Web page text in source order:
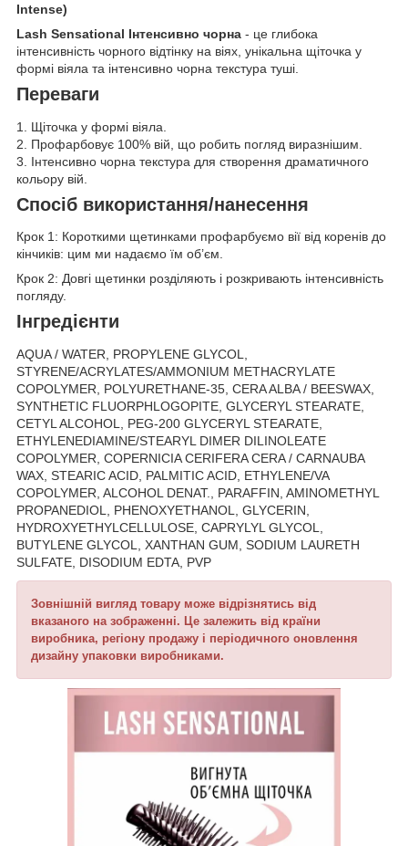
Intense)
Lash Sensational Інтенсивно чорна - це глибока
інтенсивність чорного відтінку на віях, унікальна щіточка у
формі віяла та інтенсивно чорна текстура туші.
Переваги
1. Щіточка у формі віяла.
2. Профарбовує 100% вій, що робить погляд виразнішим.
3. Інтенсивно чорна текстура для створення драматичного
кольору вій.
Спосіб використання/нанесення
Крок 1: Короткими щетинками профарбуємо вії від коренів до
кінчиків: цим ми надаємо їм об’єм.
Крок 2: Довгі щетинки розділяють і розкривають інтенсивність
погляду.
Інгредієнти
AQUA / WATER, PROPYLENE GLYCOL,
STYRENE/ACRYLATES/AMMONIUM METHACRYLATE
COPOLYMER, POLYURETHANE-35, CERA ALBA / BEESWAX,
SYNTHETIC FLUORPHLOGOPITE, GLYCERYL STEARATE,
CETYL ALCOHOL, PEG-200 GLYCERYL STEARATE,
ETHYLENEDIAMINE/STEARYL DIMER DILINOLEATE
COPOLYMER, COPERNICIA CERIFERA CERA / CARNAUBA
WAX, STEARIC ACID, PALMITIC ACID, ETHYLENE/VA
COPOLYMER, ALCOHOL DENAT., PARAFFIN, AMINOMETHYL
PROPANEDIOL, PHENOXYETHANOL, GLYCERIN,
HYDROXYETHYLCELLULOSE, CAPRYLYL GLYCOL,
BUTYLENE GLYCOL, XANTHAN GUM, SODIUM LAURETH
SULFATE, DISODIUM EDTA, PVP
Зовнішній вигляд товару може відрізнятись від
вказаного на зображенні. Це залежить від країни
виробника, регіону продажу і періодичного оновлення
дизайну упаковки виробниками.